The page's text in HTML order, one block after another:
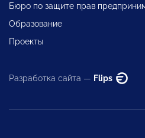
Бюро по защите прав
Образование
Проекты
Разработка сайта — Flips